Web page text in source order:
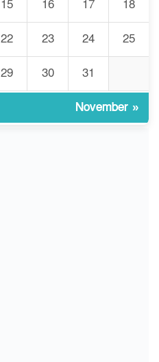
শিক্ষকদের বদলি কার্যক্রম চালু
বিশ্ববিদ্যালয় কি প্রস্তুত?
15 16 17 18
22 23 24 25
29 30 31
November »